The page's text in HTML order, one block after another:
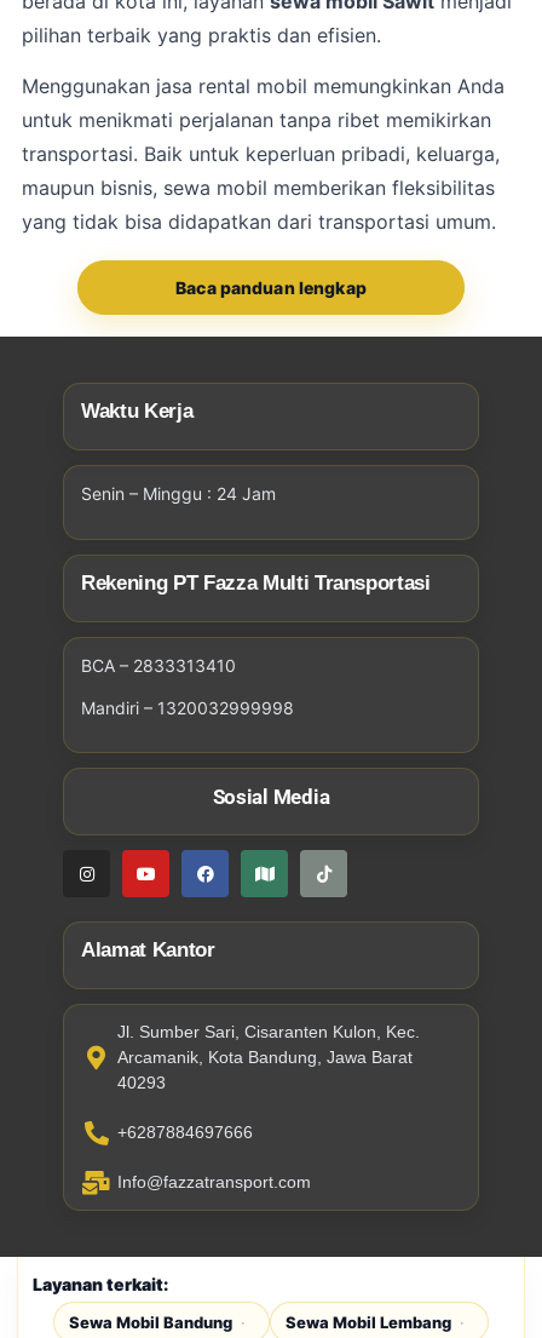
pilihan terbaik yang praktis dan efisien.
Menggunakan jasa rental mobil memungkinkan Anda
untuk menikmati perjalanan tanpa ribet memikirkan
transportasi. Baik untuk keperluan pribadi, keluarga,
maupun bisnis, sewa mobil memberikan fleksibilitas
yang tidak bisa didapatkan dari transportasi umum.
Baca panduan lengkap
Waktu Kerja
Senin – Minggu : 24 Jam
Rekening PT Fazza Multi Transportasi
BCA – 2833313410
Mandiri – 1320032999998
Sosial Media
Alamat Kantor
Jl. Sumber Sari, Cisaranten Kulon, Kec.
Arcamanik, Kota Bandung, Jawa Barat
40293
+6287884697666
Info@fazzatransport.com
Layanan terkait:
Sewa Mobil Bandung Sewa Mobil Lembang